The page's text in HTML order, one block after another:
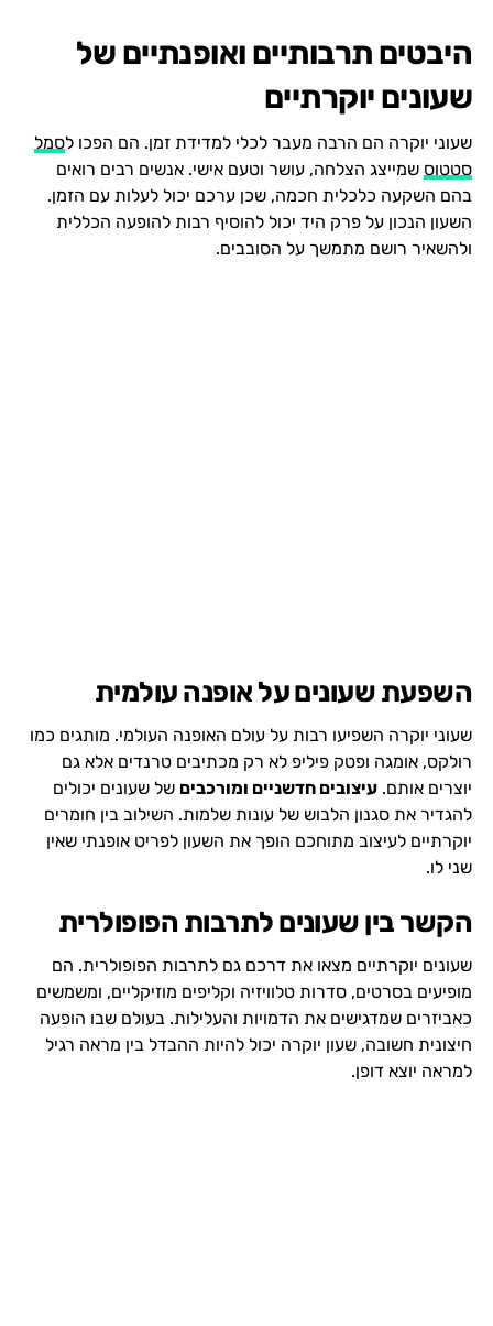
היבטים תרבותיים ואופנתיים של
שעונים יוקרתיים
שעוני יוקרה הם הרבה מעבר לכלי למדידת זמן. הם הפכו לסמל
סטטוס שמייצג הצלחה, עושר וטעם אישי. אנשים רבים רואים
בהם השקעה כלכלית חכמה, שכן ערכם יכול לעלות עם הזמן.
השעון הנכון על פרק היד יכול להוסיף רבות להופעה הכללית
ולהשאיר רושם מתמשך על הסובבים.
השפעת שעונים על אופנה עולמית
שעוני יוקרה השפיעו רבות על עולם האופנה העולמי. מותגים כמו
רולקס, אומגה ופטק פיליפ לא רק מכתיבים טרנדים אלא גם
יוצרים אותם. עיצובים חדשניים ומורכבים של שעונים יכולים
להגדיר את סגנון הלבוש של עונות שלמות. השילוב בין חומרים
יוקרתיים לעיצוב מתוחכם הופך את השעון לפריט אופנתי שאין
שני לו.
הקשר בין שעונים לתרבות הפופולרית
שעונים יוקרתיים מצאו את דרכם גם לתרבות הפופולרית. הם
מופיעים בסרטים, סדרות טלוויזיה וקליפים מוזיקליים, ומשמשים
כאביזרים שמדגישים את הדמויות והעלילות. בעולם שבו הופעה
חיצונית חשובה, שעון יוקרה יכול להיות ההבדל בין מראה רגיל
למראה יוצא דופן.